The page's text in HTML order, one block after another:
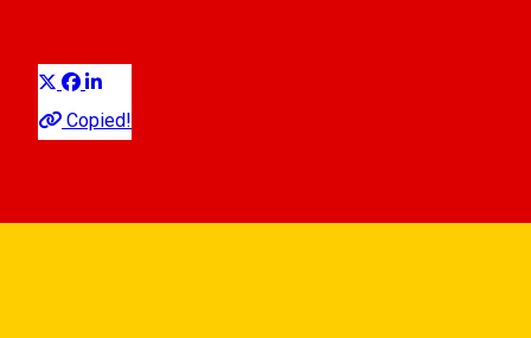
Copied!
Ausstellung